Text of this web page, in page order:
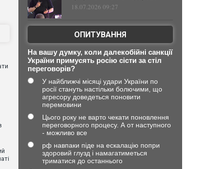
18.07.2026 09:27
ОПИТУВАННЯ
На вашу думку, коли далекобійні санкції
України примусять росію сісти за стіл
переговорів?
У найближчі місяці удари України по
росії стануть настільки болючими, що
агресору доведеться поновити
перемовини
Цього року не варто чекати поновлення
переговорного процесу. А от наступного
- можливо все
рф навпаки піде на ескалацію попри
здоровий глузд і намагатиметься
триматися до останнього